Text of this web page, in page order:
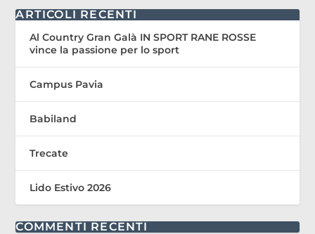
ARTICOLI RECENTI
Al Country Gran Galà IN SPORT RANE ROSSE
vince la passione per lo sport
Campus Pavia
Babiland
Trecate
Lido Estivo 2026
COMMENTI RECENTI